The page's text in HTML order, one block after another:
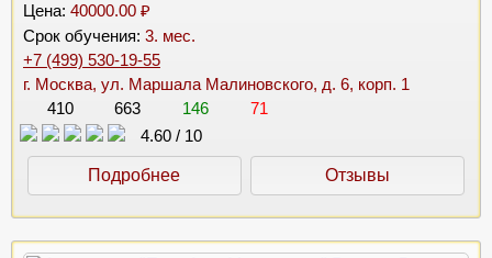
Цена: 40000.00 ₽
Срок обучения: 3. мес.
+7 (499) 530-19-55
г. Москва, ул. Маршала Малиновского, д. 6, корп. 1
410
663 146
71
4.60 / 10
Подробнее Отзывы